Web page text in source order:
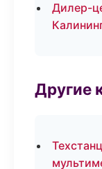
Дилер-
Другие